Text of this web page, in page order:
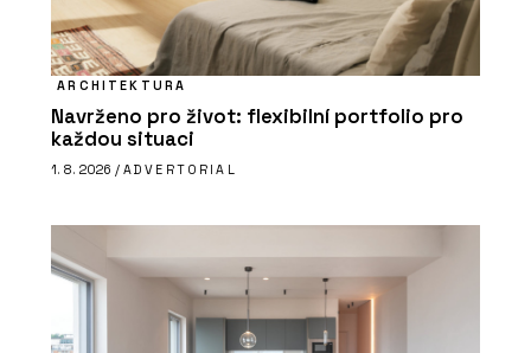
ARCHITEKTURA
Navrženo pro život: flexibilní portfolio pro
každou situaci
1. 8. 2026 / ADVERTORIAL